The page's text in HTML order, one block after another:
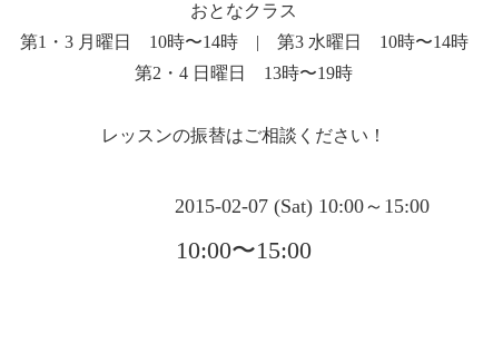
おとなクラス
第1・3 月曜日 10時〜14時 | 第3 水曜日 10時〜14時
第2・4 日曜日 13時〜19時
レッスンの振替はご相談ください！
2015-02-07 (Sat) 10:00～15:00
10:00〜15:00